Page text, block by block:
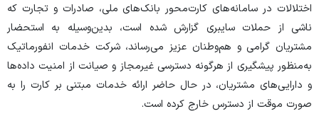
اختلالات در سامانه‌های کارت‌محور بانک‌های ملی، صادرات و تجارت که
ناشی از حملات سایبری گزارش شده است، بدین‌وسیله به استحضار
مشتریان گرامی و هم‌وطنان عزیز می‌رساند، شرکت خدمات انفورماتیک
به‌منظور پیشگیری از هرگونه دسترسی غیرمجاز و صیانت از امنیت داده‌ها
و دارایی‌های مشتریان، در حال حاضر ارائه خدمات مبتنی بر کارت را به
صورت موقت از دسترس خارج کرده است.